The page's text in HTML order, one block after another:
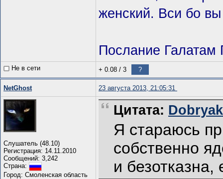
женский. Вси бо
Послание Галатам
Не в сети + 0.08 / 3 ?
NetGhost 23 августа 2013, 21:05:31
Слушатель (48.10)
Регистрация: 14.11.2010
Сообщений: 3,242
Страна:
Город: Смоленская область
Цитата:
Я стараюсь
собственно
и